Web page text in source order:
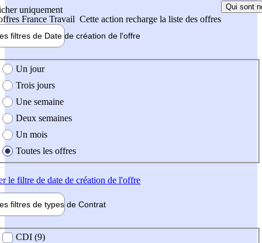
uniquement
France Travail Cette action recharge la liste des offres
Qui sont
filtres de Date de création de l'offre
création de l'offre
Un jour
Trois jours
Une semaine
Deux semaines
Un mois
Toutes les offres
le filtre de date de création de l'offre
filtres de types de Contrat
contrat
CDI (9)